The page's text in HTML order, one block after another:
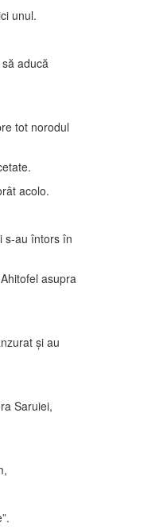
unul.
aducă
tot norodul
acolo.
s-au întors în
asupra
şi au
Saruiei,